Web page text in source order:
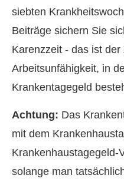
siebten
Beiträge sichern Sie
Karenzzeit - das ist
Arbeitsunfähigkeit, in
Krankentagegeld
Achtung: Das
mit dem
Krankenhaustagegeld-
solange man